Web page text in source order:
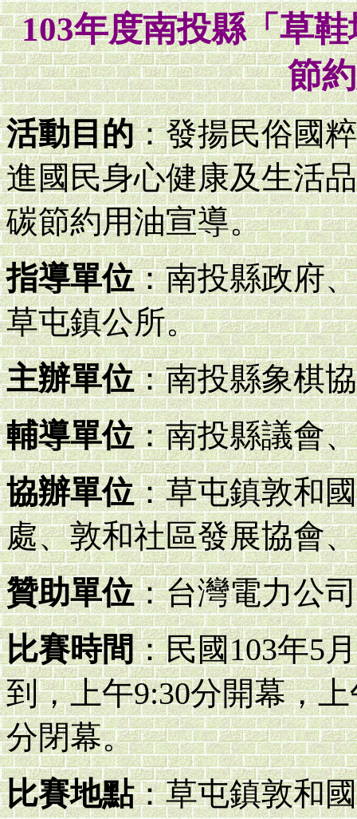
103年度南投縣「草
節
活動目的：發揚民俗國
進國民身心健康及生活
碳節約用油宣導。
指導單位：南投縣政府
草屯鎮公所。
主辦單位：南投縣象棋
輔導單位：南投縣議會
協辦單位：草屯鎮敦和
處、敦和社區發展協會
贊助單位：台灣電力公
比賽時間：民國103年5
到，上午9:30分開幕，
分閉幕。
比賽地點：草屯鎮敦和